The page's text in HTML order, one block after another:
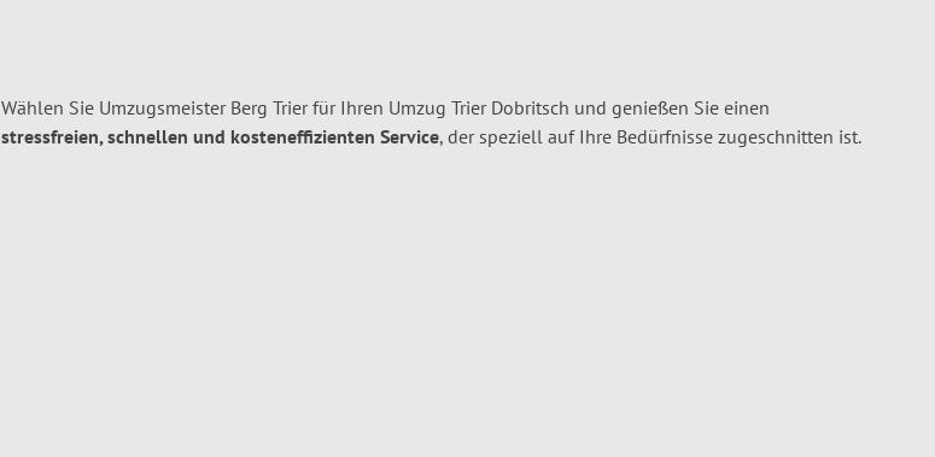
Wählen Sie Umzugsmeister Berg Trier für Ihren Umzug Trier Dobritsch und genießen Sie einen
stressfreien, schnellen und kosteneffizienten Service, der speziell auf Ihre Bedürfnisse zugeschnitten ist.